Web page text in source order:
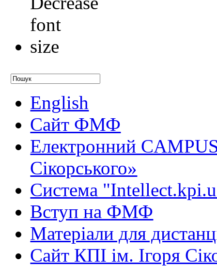
English
Сайт ФМФ
Електронний
Сікорського»
Система
Вступ на ФМФ
Матеріали для
Сайт КПІ ім. Ігоря